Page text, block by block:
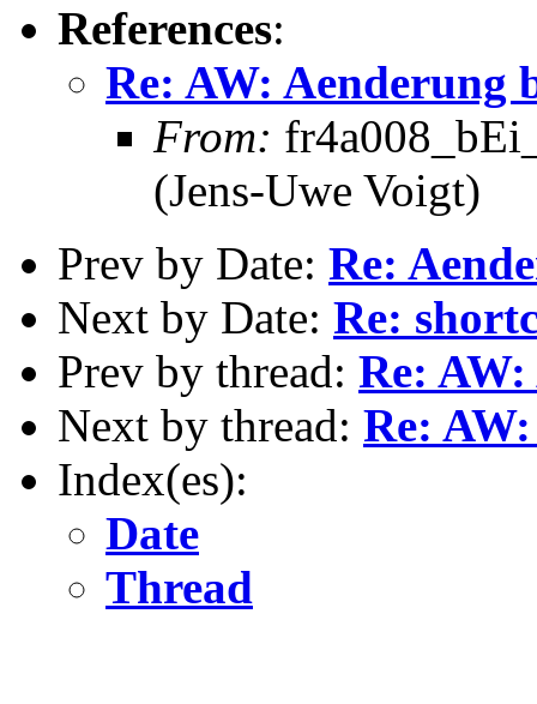
References:
Re: AW: Aenderung
From:
(Jens-Uwe Voigt)
Prev by Date: Re:
Next by Date: Re:
Prev by thread: Re:
Next by thread: Re:
Index(es):
Date
Thread